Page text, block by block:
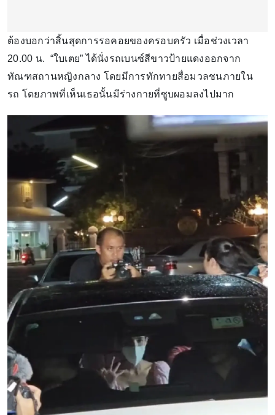
ต้องบอกว่าสิ้นสุดการรอคอยของครอบครัว เมื่อช่วงเวลา
20.00 น. “ใบเตย” ได้นั่งรถเบนซ์สีขาวป้ายแดงออกจาก
ทัณฑสถานหญิงกลาง โดยมีการทักทายสื่อมวลชนภายใน
รถ โดยภาพที่เห็นเธอนั้นมีร่างกายที่ซูบผอมลงไปมาก